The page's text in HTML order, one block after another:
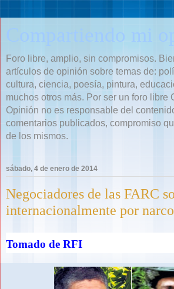
Compartiendo mi
Foro libre, amplio, sin compromisos.
artículos de opinión sobre temas de:
cultura, ciencia, poesía, pintura,
muchos otros más. Por ser un foro libre
Opinión no es responsable del
comentarios publicados, compromiso
de los mismos.
sábado, 4 de enero de 2014
Negociadores de las FARC
internacionalmente por
Tomado de RFI